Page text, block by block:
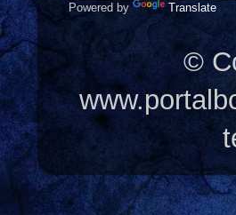
Powered by Translate
©